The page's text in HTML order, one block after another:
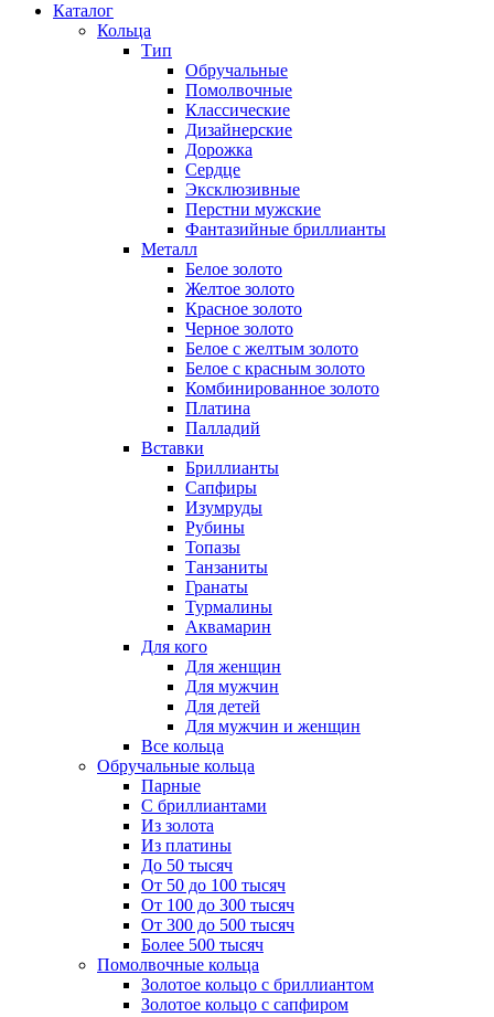
Каталог
Кольца
Тип
Обручальные
Помолвочные
Классические
Дизайнерские
Дорожка
Сердце
Эксклюзивные
Перстни мужские
Фантазийные бриллианты
Металл
Белое золото
Желтое золото
Красное золото
Черное золото
Белое с желтым золото
Белое с красным золото
Комбинированное золото
Платина
Палладий
Вставки
Бриллианты
Сапфиры
Изумруды
Рубины
Топазы
Танзаниты
Гранаты
Турмалины
Аквамарин
Для кого
Для женщин
Для мужчин
Для детей
Для мужчин и женщин
Все кольца
Обручальные кольца
Парные
С бриллиантами
Из золота
Из платины
До 50 тысяч
От 50 до 100 тысяч
От 100 до 300 тысяч
От 300 до 500 тысяч
Более 500 тысяч
Помолвочные кольца
Золотое кольцо с бриллиантом
Золотое кольцо с сапфиром